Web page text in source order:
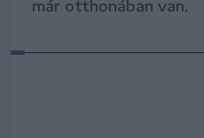
már otthonában van.